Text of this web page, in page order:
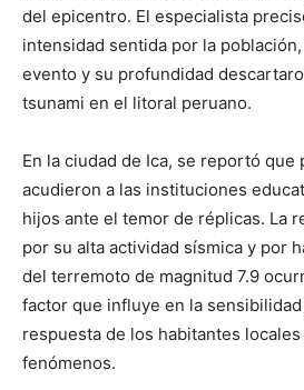
del epicentro. El especialista
intensidad sentida por la
evento y su profundidad
tsunami en el litoral peruano.
En la ciudad de Ica, se reportó que
acudieron a las instituciones
hijos ante el temor de réplicas. La
por su alta actividad sísmica y por
del terremoto de magnitud 7.9
factor que influye en la
respuesta de los habitantes
fenómenos.